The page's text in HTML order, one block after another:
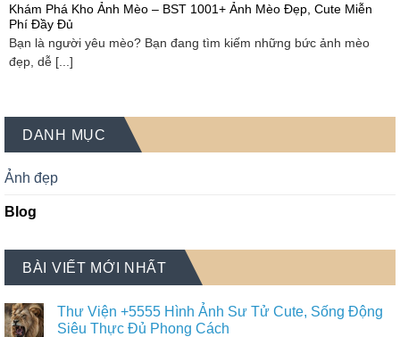
Khám Phá Kho Ảnh Mèo – BST 1001+ Ảnh Mèo Đẹp, Cute Miễn
Phí Đầy Đủ
Bạn là người yêu mèo? Bạn đang tìm kiếm những bức ảnh mèo
đẹp, dễ [...]
DANH MỤC
Ảnh đẹp
Blog
BÀI VIẾT MỚI NHẤT
Thư Viện +5555 Hình Ảnh Sư Tử Cute, Sống Động
Siêu Thực Đủ Phong Cách